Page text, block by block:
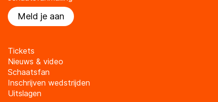
Meld je aan
Tickets
Nieuws & video
Schaatsfan
Inschrijven wedstrijden
Uitslagen